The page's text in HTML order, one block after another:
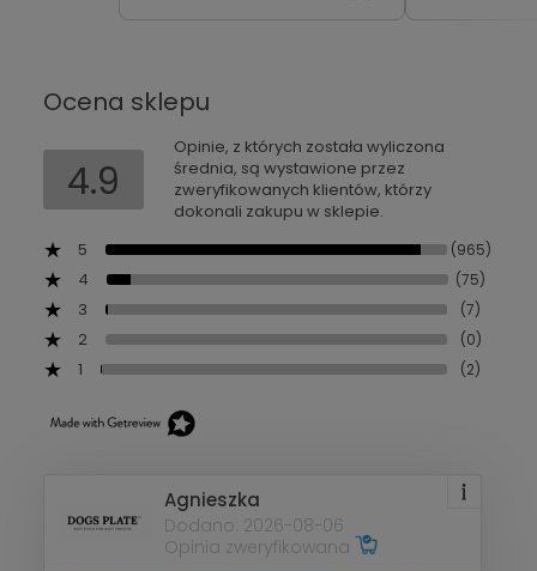
Ocena sklepu
4.9
Opinie, z których została wyliczona
średnia, są wystawione przez
zweryfikowanych klientów, którzy
dokonali zakupu w sklepie.
5
(965)
4 (75)
3 (7)
2 (0)
1 (2)
Agnieszka
Dodano: 2026-08-06
Opinia zweryfikowana